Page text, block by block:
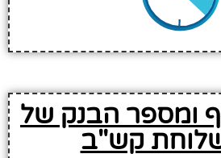
ומספר הבנק של
קש"ב